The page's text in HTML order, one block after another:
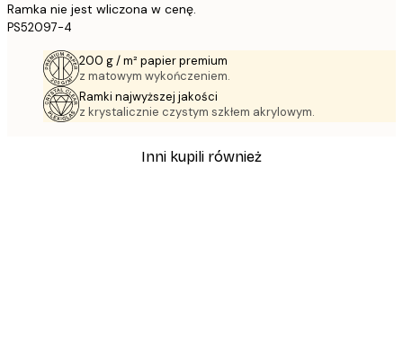
Ramka nie jest wliczona w cenę.
PS52097-4
200 g / m² papier premium
z matowym wykończeniem.
Ramki najwyższej jakości
z krystalicznie czystym szkłem akrylowym.
Inni kupili również